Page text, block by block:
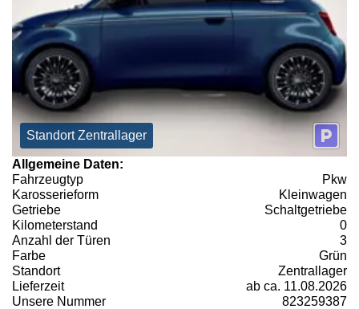
Standort Zentrallager
Allgemeine Daten:
Fahrzeugtyp
Pkw
Karosserieform
Kleinwagen
Getriebe
Schaltgetriebe
Kilometerstand
0
Anzahl der Türen
3
Farbe
Grün
Standort
Zentrallager
Lieferzeit
ab ca. 11.08.2026
Unsere Nummer
823259387